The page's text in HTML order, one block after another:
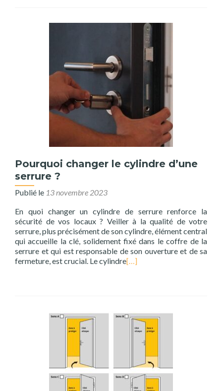
Pourquoi changer le cylindre d’une
serrure ?
Publié le 13 novembre 2023
En quoi changer un cylindre de serrure renforce la
sécurité de vos locaux ? Veiller à la qualité de votre
serrure, plus précisément de son cylindre, élément central
qui accueille la clé, solidement fixé dans le coffre de la
serrure et qui est responsable de son ouverture et de sa
fermeture, est crucial. Le cylindre[…]